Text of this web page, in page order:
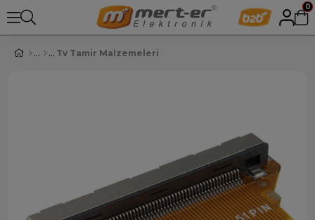
0
Tv Tamir Malzemeleri